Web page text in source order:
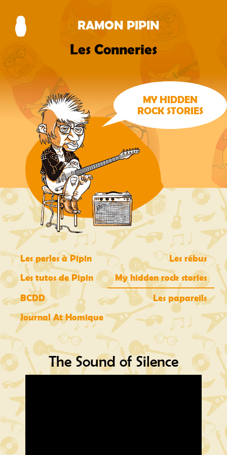
RAMON PIPIN
MY HIDDEN
ROCK STORIES
Les Conneries
Les perles à Pipin
Les rébus
Les tutos de Pipin
My hidden rock stories
BCDD
Les papareils
Journal At Homique
The Sound of Silence